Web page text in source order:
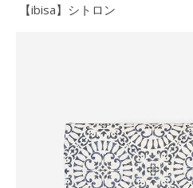
【ibisa】シトロン